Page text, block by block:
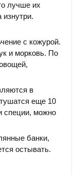
лучше их
изнутри.
с кожурой.
и морковь. По
в
еще 10
специи, можно
банки,
остывать.